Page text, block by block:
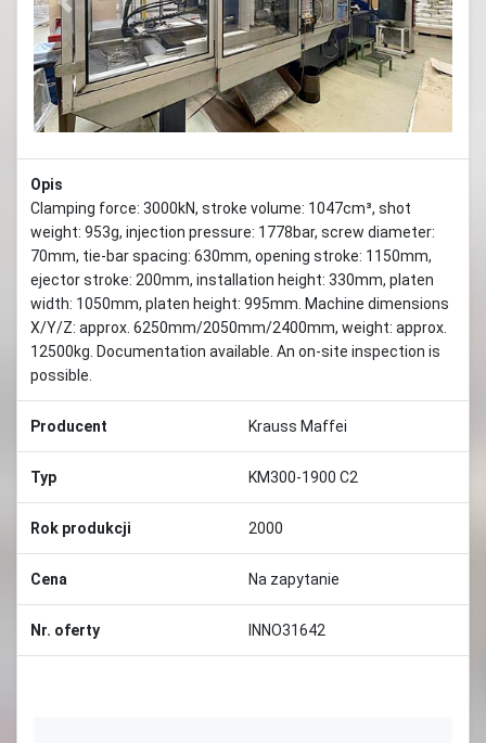
Previous Next
Opis
Clamping force: 3000kN, stroke volume: 1047cm³, shot
weight: 953g, injection pressure: 1778bar, screw diameter:
70mm, tie-bar spacing: 630mm, opening stroke: 1150mm,
ejector stroke: 200mm, installation height: 330mm, platen
width: 1050mm, platen height: 995mm. Machine dimensions
X/Y/Z: approx. 6250mm/2050mm/2400mm, weight: approx.
12500kg. Documentation available. An on-site inspection is
possible.
Producent Krauss Maffei
Typ KM300-1900 C2
Rok produkcji 2000
Cena Na zapytanie
Nr. oferty INNO31642